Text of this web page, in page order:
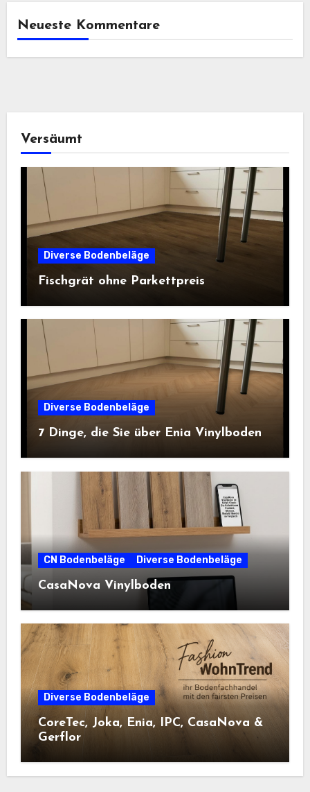
Neueste Kommentare
Versäumt
Diverse Bodenbeläge
Fischgrät ohne Parkettpreis
Diverse Bodenbeläge
7 Dinge, die Sie über Enia Vinylboden
CN Bodenbeläge Diverse Bodenbeläge
CasaNova Vinylboden
Diverse Bodenbeläge
CoreTec, Joka, Enia, IPC, CasaNova &
Gerflor